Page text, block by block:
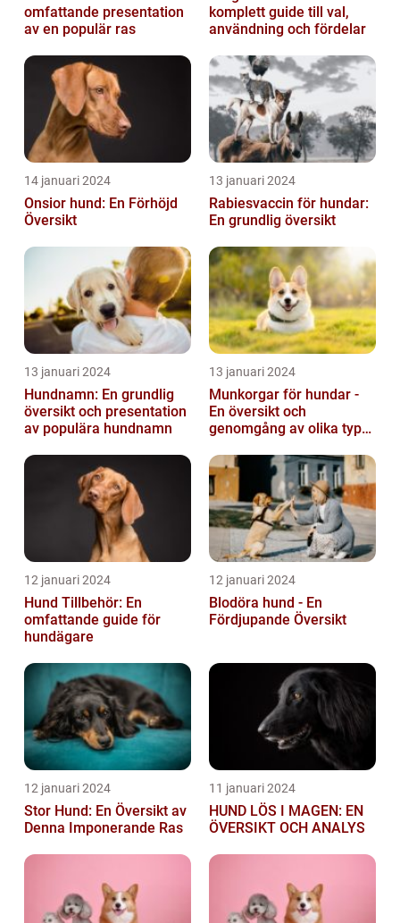
omfattande presentation
av en populär ras
komplett guide till val,
användning och fördelar
14 januari 2024
Onsior hund: En Förhöjd
Översikt
13 januari 2024
Rabiesvaccin för hundar:
En grundlig översikt
13 januari 2024
Hundnamn: En grundlig
översikt och presentation
av populära hundnamn
13 januari 2024
Munkorgar för hundar -
En översikt och
genomgång av olika typer
och nackde...
12 januari 2024
Hund Tillbehör: En
omfattande guide för
hundägare
12 januari 2024
Blodöra hund - En
Fördjupande Översikt
12 januari 2024
Stor Hund: En Översikt av
Denna Imponerande Ras
11 januari 2024
HUND LÖS I MAGEN: EN
ÖVERSIKT OCH ANALYS